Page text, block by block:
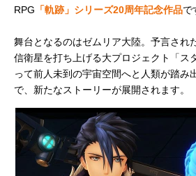
RPG 「軌跡」シリーズ20周年記念作品で
舞台となるのはゼムリア大陸。予言され
信衛星を打ち上げる大プロジェクト「ス
って前人未到の宇宙空間へと人類が踏み
で、新たなストーリーが展開されます。